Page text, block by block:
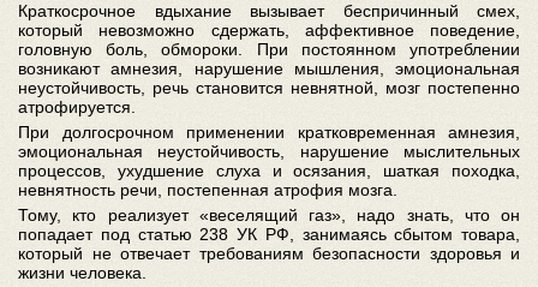
Краткосрочное вдыхание вызывает беспричинный смех,
который невозможно сдержать, аффективное поведение,
головную боль, обмороки. При постоянном употреблении
возникают амнезия, нарушение мышления, эмоциональная
неустойчивость, речь становится невнятной, мозг постепенно
атрофируется.
При долгосрочном применении кратковременная амнезия,
эмоциональная неустойчивость, нарушение мыслительных
процессов, ухудшение слуха и осязания, шаткая походка,
невнятность речи, постепенная атрофия мозга.
Тому, кто реализует «веселящий газ», надо знать, что он
попадает под статью 238 УК РФ, занимаясь сбытом товара,
который не отвечает требованиям безопасности здоровья и
жизни человека.